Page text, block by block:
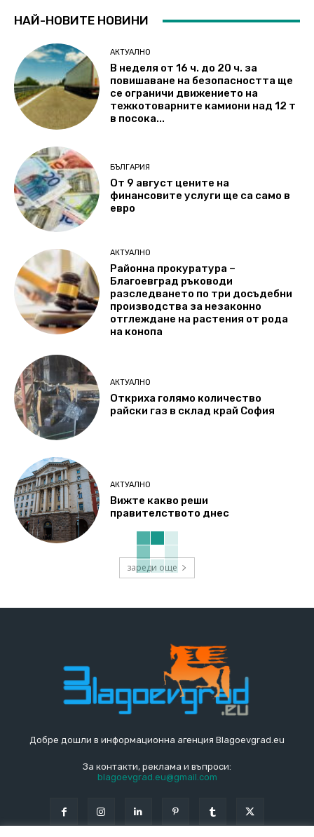
НАЙ-НОВИТЕ НОВИНИ
АКТУАЛНО
В неделя от 16 ч. до 20 ч. за
повишаване на безопасността ще
се ограничи движението на
тежкотоварните камиони над 12 т
в посока...
БЪЛГАРИЯ
От 9 август цените на
финансовите услуги ще са само в
евро
АКТУАЛНО
Районна прокуратура –
Благоевград ръководи
разследването по три досъдебни
производства за незаконно
отглеждане на растения от рода
на конопа
АКТУАЛНО
Откриха голямо количество
райски газ в склад край София
АКТУАЛНО
Вижте какво реши
правителството днес
зареди още
Добре дошли в информационна агенция Blagoevgrad.eu
За контакти, реклама и въпроси:
blagoevgrad.eu@gmail.com